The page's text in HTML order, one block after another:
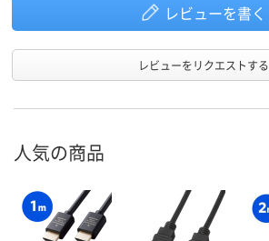
レビューを書く
レビューをリクエストする
人気の商品